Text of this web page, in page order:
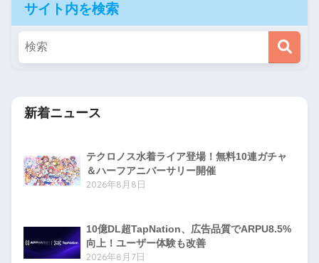
サイト内を検索
新着ニュース
テクロノス水着ライア登場！無料10連ガチャ
＆ハーフアニバーサリー開催
2026年8月8日
10億DL超TapNation、広告品質でARPU8.5%
向上！ユーザー体験も改善
2026年8月7日